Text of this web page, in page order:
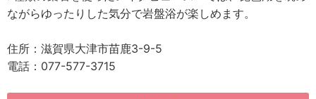
ながらゆったりした気分で岩盤浴が楽しめます。
住所：滋賀県大津市苗鹿3-9-5
電話：077-577-3715